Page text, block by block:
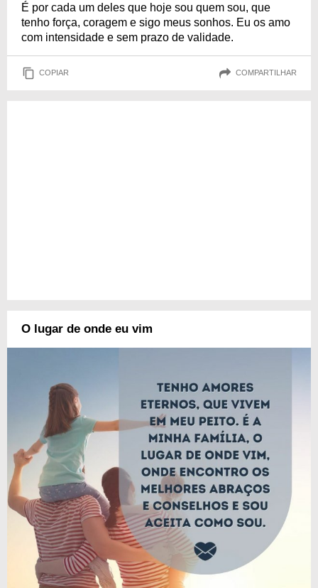
É por cada um deles que hoje sou quem sou, que
tenho força, coragem e sigo meus sonhos. Eu os amo
com intensidade e sem prazo de validade.
COPIAR COMPARTILHAR
O lugar de onde eu vim